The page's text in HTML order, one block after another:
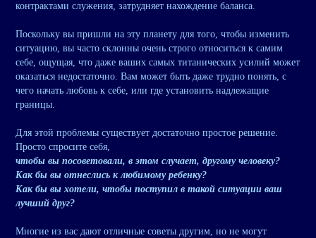
контрактами служения, затрудняет нахождение баланса.
Поскольку вы пришли на эту планету для того, чтобы изменить
ситуацию, вы часто склонны очень строго относиться к самим
себе, ощущая, что даже ваших самых титанических усилий может
оказаться недостаточно. Вам может быть даже трудно понять, с
чего начать любовь к себе, или где установить надлежащие
границы.
Для этой проблемы существует достаточно простое решение.
Просто спросите себя,
чтобы вы посоветовали, в этом случает, другому человеку?
Как бы вы отнеслись к любимому ребенку?
Как бы вы хотели, чтобы поступил в такой ситуации ваш
лучший друг?
Многие из вас дают отличные советы другим, но не могут